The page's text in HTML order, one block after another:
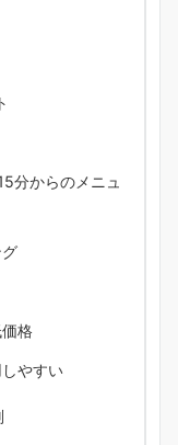
分からのメニュ
格
やすい